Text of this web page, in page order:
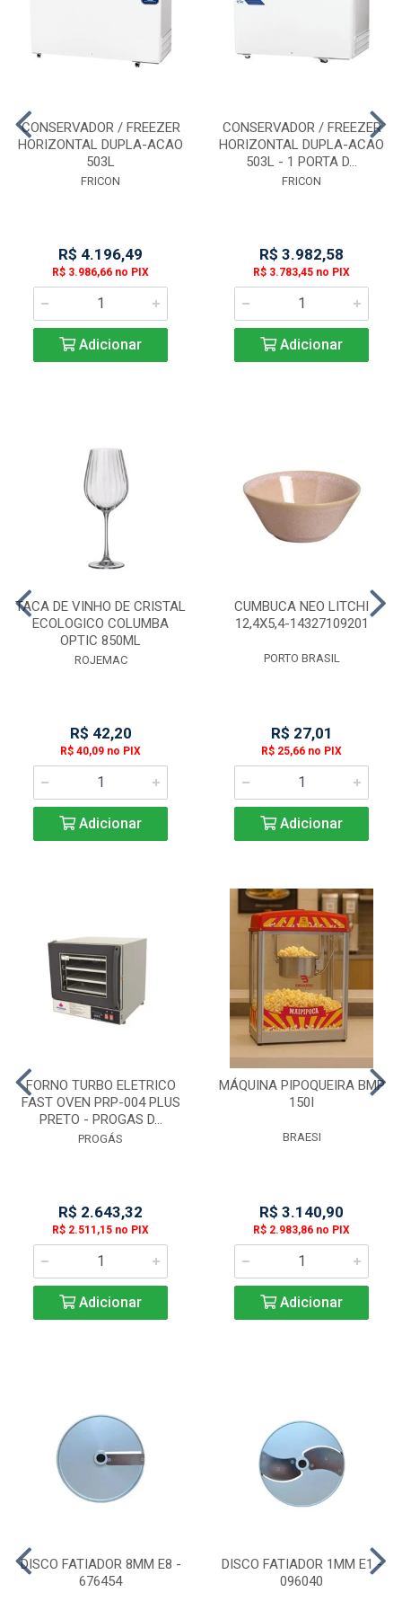
CONSERVADOR / FREEZER
HORIZONTAL DUPLA-ACAO
503L
FRICON
R$ 4.196,49
R$ 3.986,66 no PIX
Adicionar
CONSERVADOR / FREEZER
HORIZONTAL DUPLA-ACAO
503L - 1 PORTA D...
FRICON
R$ 3.982,58
R$ 3.783,45 no PIX
Adicionar
TACA DE VINHO DE CRISTAL
ECOLOGICO COLUMBA
OPTIC 850ML
ROJEMAC
R$ 42,20
R$ 40,09 no PIX
Adicionar
CUMBUCA NEO LITCHI
12,4X5,4-14327109201
PORTO BRASIL
R$ 27,01
R$ 25,66 no PIX
Adicionar
FORNO TURBO ELETRICO
FAST OVEN PRP-004 PLUS
PRETO - PROGAS D...
PROGÁS
R$ 2.643,32
R$ 2.511,15 no PIX
Adicionar
MÁQUINA PIPOQUEIRA BMP
150I
BRAESI
R$ 3.140,90
R$ 2.983,86 no PIX
Adicionar
DISCO FATIADOR 8MM E8 -
676454
DISCO FATIADOR 1MM E1 -
096040